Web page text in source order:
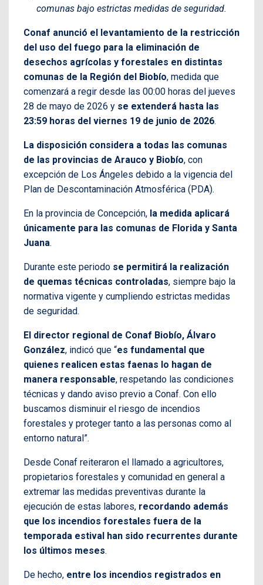
comunas bajo estrictas medidas de seguridad.
Conaf anunció el levantamiento de la restricción
del uso del fuego para la eliminación de
desechos agrícolas y forestales en distintas
comunas de la Región del Biobío, medida que
comenzará a regir desde las 00:00 horas del jueves
28 de mayo de 2026 y se extenderá hasta las
23:59 horas del viernes 19 de junio de 2026.
La disposición considera a todas las comunas
de las provincias de Arauco y Biobío, con
excepción de Los Ángeles debido a la vigencia del
Plan de Descontaminación Atmosférica (PDA).
En la provincia de Concepción, la medida aplicará
únicamente para las comunas de Florida y Santa
Juana.
Durante este periodo se permitirá la realización
de quemas técnicas controladas, siempre bajo la
normativa vigente y cumpliendo estrictas medidas
de seguridad.
El director regional de Conaf Biobío, Álvaro
González, indicó que “es fundamental que
quienes realicen estas faenas lo hagan de
manera responsable, respetando las condiciones
técnicas y dando aviso previo a Conaf. Con ello
buscamos disminuir el riesgo de incendios
forestales y proteger tanto a las personas como al
entorno natural”.
Desde Conaf reiteraron el llamado a agricultores,
propietarios forestales y comunidad en general a
extremar las medidas preventivas durante la
ejecución de estas labores, recordando además
que los incendios forestales fuera de la
temporada estival han sido recurrentes durante
los últimos meses.
De hecho, entre los incendios registrados en